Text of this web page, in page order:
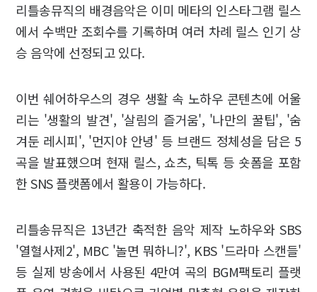
리틀송뮤직의 배경음악은 이미 메타의 인스타그램 릴스
에서 수백만 조회수를 기록하며 여러 차례 릴스 인기 상
승 음악에 선정되고 있다.
이번 쉐어하우스의 경우 생활 속 노하우 콘텐츠에 어울
리는 '생활의 발견', '살림의 즐거움', '나만의 꿀팁', '숨
겨둔 레시피', '먼지야 안녕' 등 브랜드 정체성을 담은 5
곡을 발표했으며 현재 릴스, 쇼츠, 틱톡 등 숏폼을 포함
한 SNS 플랫폼에서 활용이 가능하다.
리틀송뮤직은 13년간 축적한 음악 제작 노하우와 SBS
'열혈사제2', MBC '놀면 뭐하니?', KBS '드라마 스캔들'
등 실제 방송에서 사용된 4만여 곡의 BGM팩토리 플랫